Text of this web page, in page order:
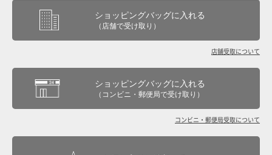
ショッピングバッグに入れる
（店舗で受け取り）
店舗受取について
ショッピングバッグに入れる
（コンビニ・郵便局で受け取り）
コンビニ・郵便局受取について